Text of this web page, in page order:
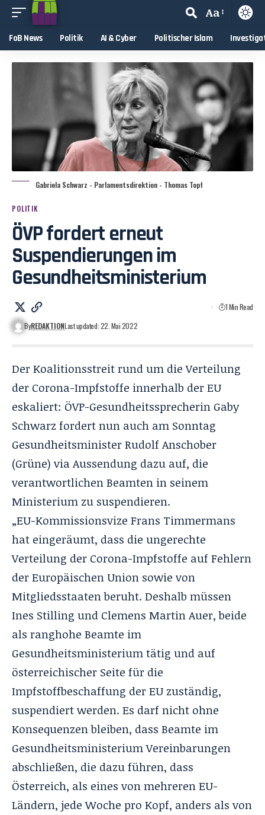
Aa
FoB News Politik AI & Cyber Politischer Islam
Gabriela Schwarz - Parlamentsdirektion - Thomas Topf
POLITIK
ÖVP fordert erneut
Suspendierungen im
Gesundheitsministerium
ByREDAKTIONLast updated: 22. Mai 2022
1 Min Read
Der Koalitionsstreit rund um die Verteilung
der Corona-Impfstoffe innerhalb der EU
eskaliert: ÖVP-Gesundheitssprecherin Gaby
Schwarz fordert nun auch am Sonntag
Gesundheitsminister Rudolf Anschober
(Grüne) via Aussendung dazu auf, die
verantwortlichen Beamten in seinem
Ministerium zu suspendieren.
„EU-Kommissionsvize Frans Timmermans
hat eingeräumt, dass die ungerechte
Verteilung der Corona-Impfstoffe auf Fehlern
der Europäischen Union sowie von
Mitgliedsstaaten beruht. Deshalb müssen
Ines Stilling und Clemens Martin Auer, beide
als ranghohe Beamte im
Gesundheitsministerium tätig und auf
österreichischer Seite für die
Impfstoffbeschaffung der EU zuständig,
suspendiert werden. Es darf nicht ohne
Konsequenzen bleiben, dass Beamte im
Gesundheitsministerium Vereinbarungen
abschließen, die dazu führen, dass
Österreich, als eines von mehreren EU-
Ländern, jede Woche pro Kopf, anders als von